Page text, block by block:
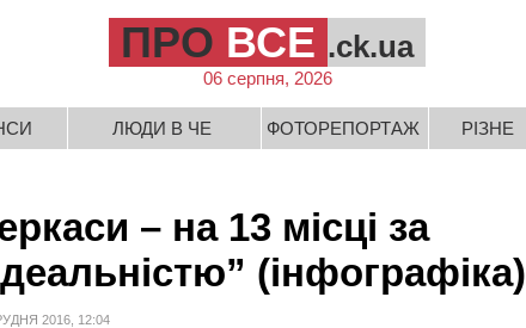
ПРО ВСЕ .ck.ua
06 серпня, 2026
ЛЮДИ В ЧЕ ФОТОРЕПОРТАЖ РІЗНЕ
– на 13 місці за
(інфографіка)
2016, 12:04